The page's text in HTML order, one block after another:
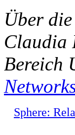
Über
Claudia
Bereich
Sphere: